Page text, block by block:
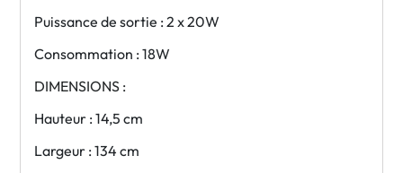
Puissance de sortie : 2 x 20W
Consommation : 18W
DIMENSIONS :
Hauteur : 14,5 cm
Largeur : 134 cm